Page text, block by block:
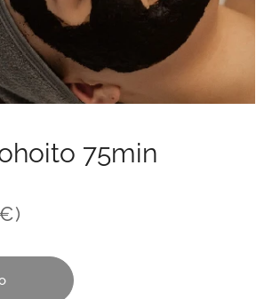
75min